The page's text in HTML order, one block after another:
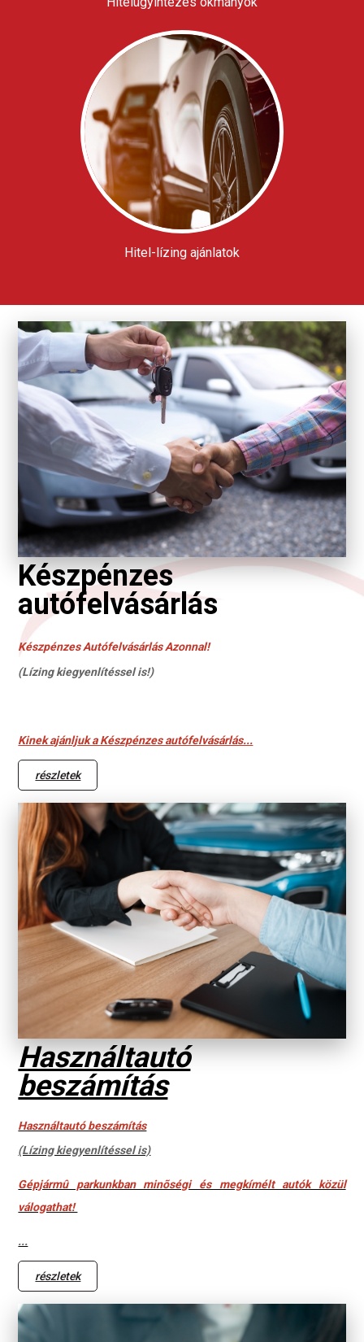
Hitel-lízing ajánlatok
Készpénzes
autófelvásárlás
Készpénzes Autófelvásárlás Azonnal!
(Lízing kiegyenlítéssel is!)
Kinek ajánljuk a Készpénzes autófelvásárlás...
részletek
Használtautó
beszámítás
Használtautó beszámítás
(Lízing kiegyenlítéssel is)
Gépjármû parkunkban minõségi és megkímélt autók közül
válogathat!
...
részletek